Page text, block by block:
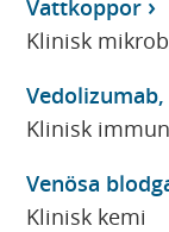
Vattkoppor
Klinisk
Vedolizumab,
Klinisk
Venösa
Klinisk kemi